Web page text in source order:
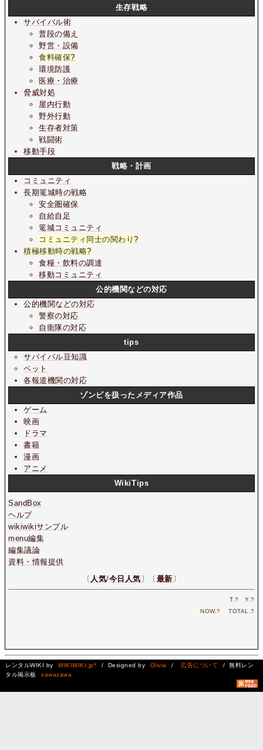
生存戦略
サバイバル術
普段の備え
野営・設備
食料確保?
環境防護
医療・治療
脅威対処
屋内行動
野外行動
生存者対策
戦闘術
移動手段
戦略・計画
コミュニティ
長期篭城時の戦略
安全圏確保
自給自足
篭城コミュニティ
コミュニティ同士の関わり?
積極移動時の戦略?
食糧・飲料の調達
移動コミュニティ
公的機関などの対応
公的機関などの対応
警察の対応
自衛隊の対応
tips
サバイバル豆知識
ペット
各報道機関の対応
ゾンビを扱ったメディア作品
ゲーム
映画
ドラマ
書籍
漫画
アニメ
WikiTips
SandBox
ヘルプ
wikiwikiサンプル
menu編集
編集議論
資料・情報提供
〔 人気/今日人気 〕〔 最新 〕
T.? Y.?
NOW.? TOTAL.?
レンタルWIKI by WIKIWIKI.jp* / Designed by Olivia / 広告について
/ 無料レン
タル掲示板
zawazawa